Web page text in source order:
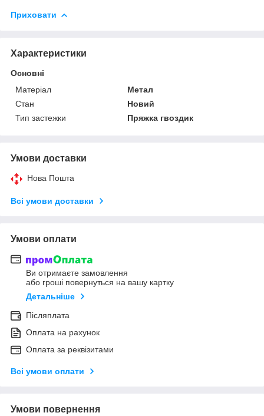
Приховати
Характеристики
Основні
Матеріал
Метал
Стан
Новий
Тип застежки
Пряжка гвоздик
Умови доставки
Нова Пошта
Всі умови доставки
Умови оплати
Ви отримаєте замовлення
або гроші повернуться на вашу картку
Детальніше
Післяплата
Оплата на рахунок
Оплата за реквізитами
Всі умови оплати
Умови повернення